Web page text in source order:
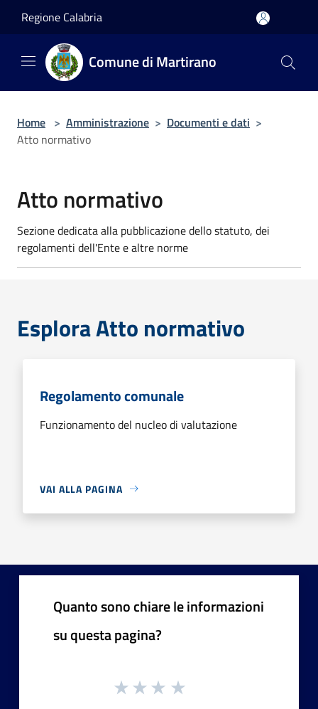
Regione Calabria
Comune di Martirano
Home > Amministrazione > Documenti e dati >
Atto normativo
Atto normativo
Sezione dedicata alla pubblicazione dello statuto, dei
regolamenti dell'Ente e altre norme
Esplora Atto normativo
Regolamento comunale
Funzionamento del nucleo di valutazione
VAI ALLA PAGINA
Quanto sono chiare le informazioni
su questa pagina?